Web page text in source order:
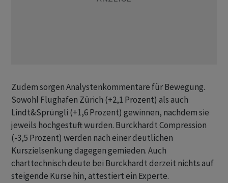
Zudem sorgen Analystenkommentare für Bewegung.
Sowohl Flughafen Zürich (+2,1 Prozent) als auch
Lindt&Sprüngli (+1,6 Prozent) gewinnen, nachdem sie
jeweils hochgestuft wurden. Burckhardt Compression
(-3,5 Prozent) werden nach einer deutlichen
Kurszielsenkung dagegen gemieden. Auch
charttechnisch deute bei Burckhardt derzeit nichts auf
steigende Kurse hin, attestiert ein Experte.